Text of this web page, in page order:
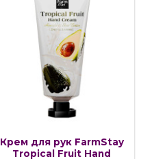
Крем для рук FarmStay
Tropical Fruit Hand